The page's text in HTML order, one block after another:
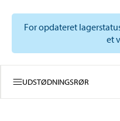
For opdateret
et
UDSTØDNINGSRØR